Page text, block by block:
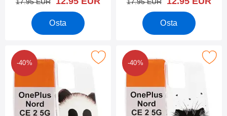
Osta Osta
-40%
tPU-Designkotelo OnePlus Nord CE 2 5G suosikiksi
-40%
Merkitse tPU-Designkotelo